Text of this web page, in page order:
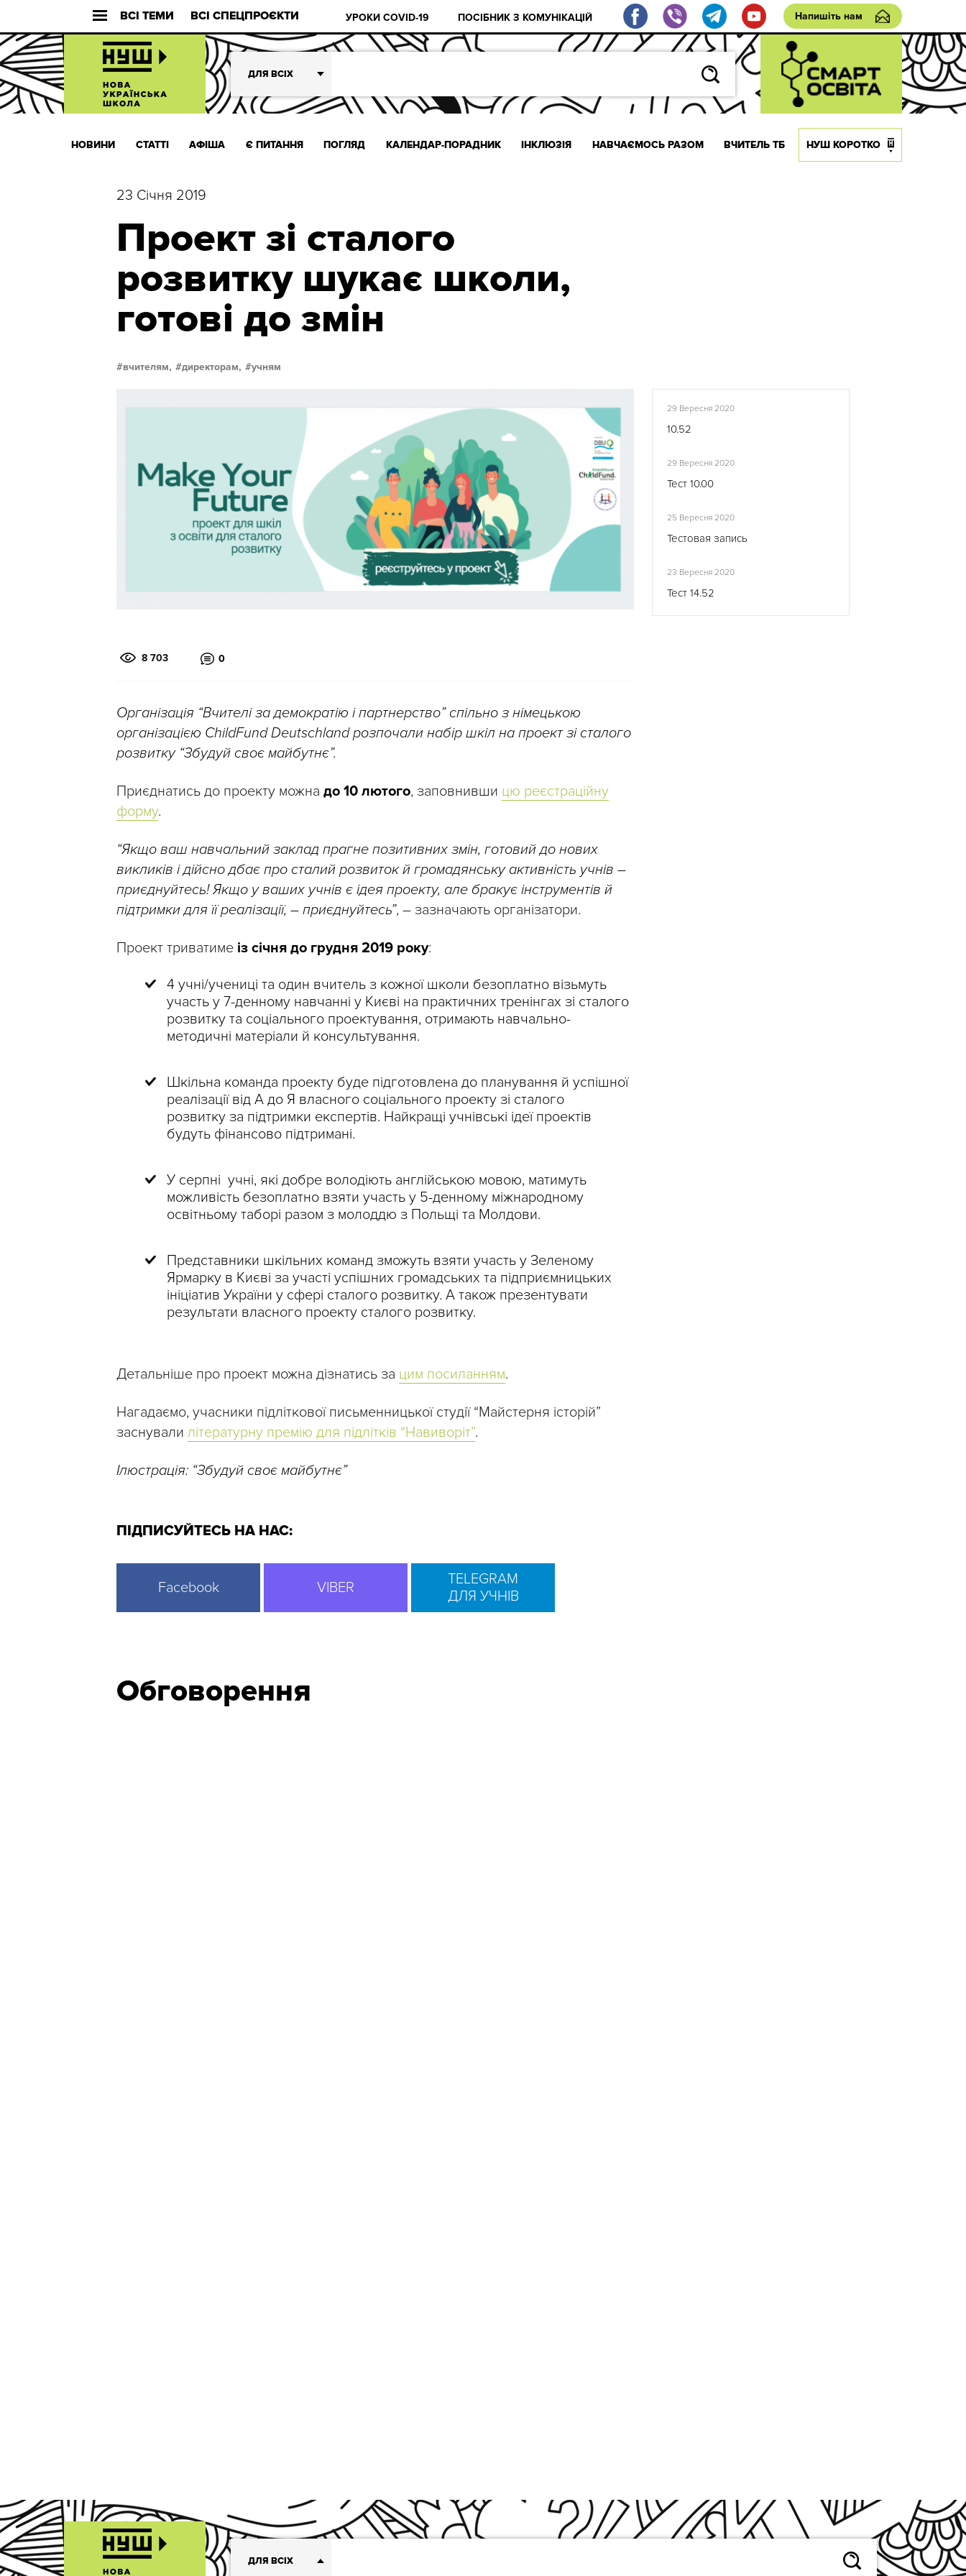
ВСІ ТЕМИ ВСІ СПЕЦПРОЄКТИ УРОКИ COVID-19 ПОСІБНИК З КОМУНІКАЦІЙ Напишіть нам
ДЛЯ ВСІХ
НОВИНИ СТАТТІ АФІША Є ПИТАННЯ ПОГЛЯД КАЛЕНДАР-ПОРАДНИК ІНКЛЮЗІЯ НАВЧАЄМОСЬ РАЗОМ ВЧИТЕЛЬ ТБ НУШ КОРОТКО
23 Січня 2019
Проект зі сталого
розвитку шукає школи,
готові до змін
вчителям, директорам, учням
8 703 0
Організація “Вчителі за демократію і партнерство” спільно з німецькою
організацією ChildFund Deutschland розпочали набір шкіл на проект зі сталого
розвитку “Збудуй своє майбутнє”.
Приєднатись до проекту можна до 10 лютого, заповнивши цю реєстраційну
форму.
“Якщо ваш навчальний заклад прагне позитивних змін, готовий до нових
викликів і дійсно дбає про сталий розвиток й громадянську активність учнів –
приєднуйтесь! Якщо у ваших учнів є ідея проекту, але бракує інструментів й
підтримки для її реалізації, – приєднуйтесь”, – зазначають організатори.
Проект триватиме із січня до грудня 2019 року:
4 учні/учениці та один вчитель з кожної школи безоплатно візьмуть
участь у 7-денному навчанні у Києві на практичних тренінгах зі сталого
розвитку та соціального проектування, отримають навчально-
методичні матеріали й консультування.
Шкільна команда проекту буде підготовлена до планування й успішної
реалізації від А до Я власного соціального проекту зі сталого
розвитку за підтримки експертів. Найкращі учнівські ідеї проектів
будуть фінансово підтримані.
У серпні учні, які добре володіють англійською мовою, матимуть
можливість безоплатно взяти участь у 5-денному міжнародному
освітньому таборі разом з молоддю з Польщі та Молдови.
Представники шкільних команд зможуть взяти участь у Зеленому
Ярмарку в Києві за участі успішних громадських та підприємницьких
ініціатив України у сфері сталого розвитку. А також презентувати
результати власного проекту сталого розвитку.
Детальніше про проект можна дізнатись за цим посиланням.
Нагадаємо, учасники підліткової письменницької студії “Майстерня історій”
заснували літературну премію для підлітків “Навиворіт”.
Ілюстрація: “Збудуй своє майбутнє”
ПІДПИСУЙТЕСЬ НА НАС:
Facebook VIBER
TELEGRAM
ДЛЯ УЧНІВ
29 Вересня 2020
10.52
29 Вересня 2020
Тест 10.00
25 Вересня 2020
Тестовая запись
23 Вересня 2020
Тест 14.52
Обговорення
ДЛЯ ВСІХ